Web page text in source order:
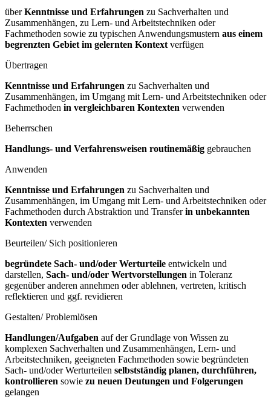
überKenntnisse und Erfahrungen zu Sachverhalten und
Zusammenhängen, zu Lern- und Arbeitstechniken oder
Fachmethoden sowie zu typischen Anwendungsmustern aus einem
begrenzten Gebiet im gelernten Kontext verfügen
Übertragen
Kenntnisse und Erfahrungen zu Sachverhalten und
Zusammenhängen, im Umgang mit Lern- und Arbeitstechniken oder
Fachmethoden in vergleichbaren Kontexten verwenden
Beherrschen
Handlungs- und Verfahrensweisen routinemäßig gebrauchen
Anwenden
Kenntnisse und Erfahrungen zu Sachverhalten und
Zusammenhängen, im Umgang mit Lern- und Arbeitstechniken oder
Fachmethoden durch Abstraktion und Transferin unbekannten
Kontexten verwenden
Beurteilen/ Sich positionieren
begründete Sach- und/oder Werturteile entwickeln und
darstellen, Sach- und/oder Wertvorstellungen in Toleranz
gegenüber anderen annehmen oder ablehnen, vertreten, kritisch
reflektieren und ggf. revidieren
Gestalten/ Problemlösen
Handlungen/Aufgaben auf der Grundlage von Wissen zu
komplexen Sachverhalten und Zusammenhängen, Lern- und
Arbeitstechniken, geeigneten Fachmethoden sowie begründeten
Sach- und/oder Werturteilen selbstständig planen, durchführen,
kontrollieren sowie zu neuen Deutungen und Folgerungen
gelangen